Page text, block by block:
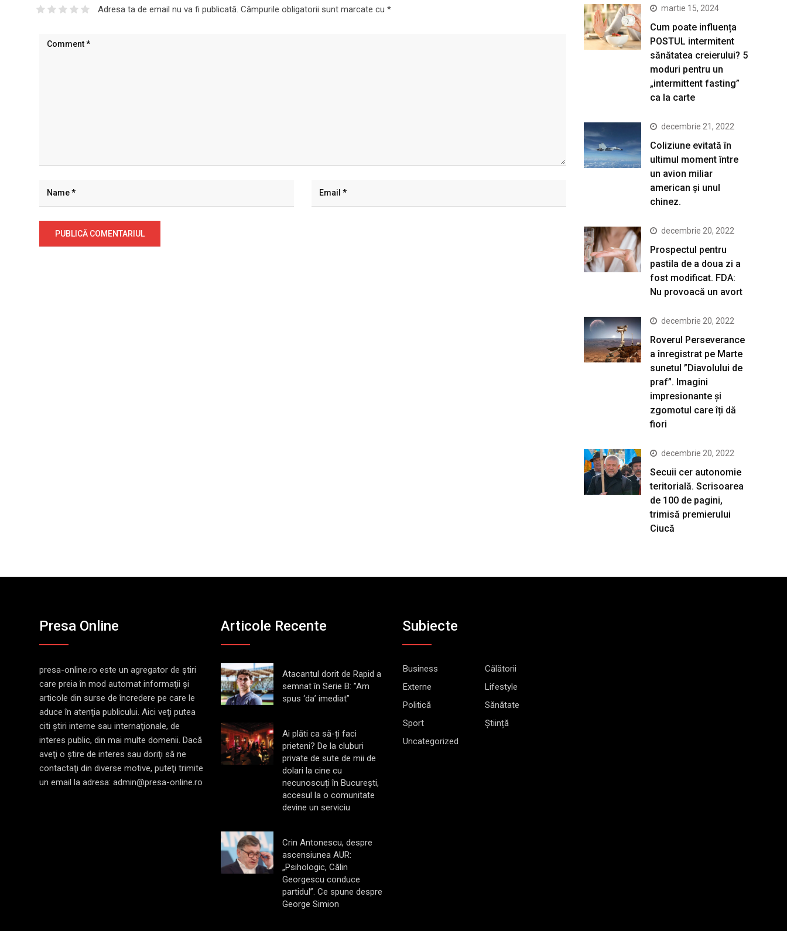
Adresa ta de email nu va fi publicată. Câmpurile obligatorii sunt marcate cu * martie 15, 2024
Cum poate influența
POSTUL intermitent
sănătatea creierului? 5
moduri pentru un
„intermittent fasting”
ca la carte
decembrie 21, 2022
Coliziune evitată în
ultimul moment între
un avion miliar
american şi unul
chinez.
decembrie 20, 2022
Prospectul pentru
pastila de a doua zi a
fost modificat. FDA:
Nu provoacă un avort
decembrie 20, 2022
Roverul Perseverance
a înregistrat pe Marte
sunetul ”Diavolului de
praf”. Imagini
impresionante și
zgomotul care îți dă
fiori
decembrie 20, 2022
Secuii cer autonomie
teritorială. Scrisoarea
de 100 de pagini,
trimisă premierului
Ciucă
Presa Online
presa-online.ro este un agregator de ştiri
care preia în mod automat informaţii şi
articole din surse de încredere pe care le
aduce în atenţia publicului. Aici veţi putea
citi ştiri interne sau internaţionale, de
interes public, din mai multe domenii. Dacă
aveţi o ştire de interes sau doriţi să ne
contactaţi din diverse motive, puteţi trimite
un email la adresa: admin@presa-online.ro
Articole Recente
Atacantul dorit de Rapid a
semnat în Serie B: ”Am
spus ‘da’ imediat”
Ai plăti ca să-ți faci
prieteni? De la cluburi
private de sute de mii de
dolari la cine cu
necunoscuți în București,
accesul la o comunitate
devine un serviciu
Crin Antonescu, despre
ascensiunea AUR:
„Psihologic, Călin
Georgescu conduce
partidul”. Ce spune despre
George Simion
Subiecte
Business
Călătorii
Externe
Lifestyle
Politică
Sănătate
Sport
Știință
Uncategorized